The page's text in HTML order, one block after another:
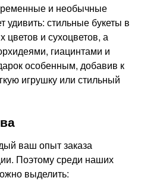
и необычные
удивить: стильные букеты в
цветов и сухоцветов, а
гиацинтами и
особенным, добавив к
игрушку или стильный
ваш опыт заказа
Поэтому среди наших
выделить: